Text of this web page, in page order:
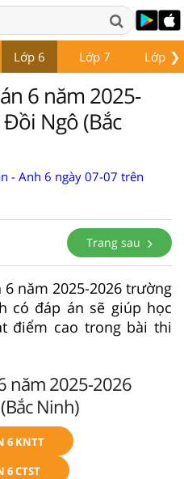
❯
Lớp 6 Lớp 7 Lớp 8
6 năm 2025-
Ngô (Bắc
- Anh 6 ngày 07-07 trên
Trang sau
năm 2025-2026 trường
có đáp án sẽ giúp học
điểm cao trong bài thi
năm 2025-2026
Ninh)
6 KNTT
6 CTST